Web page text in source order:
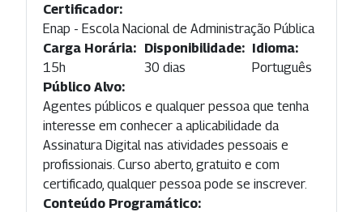
Certificador:
Enap - Escola Nacional de Administração Pública
Carga Horária:
15h
Disponibilidade:
30 dias
Idioma:
Português
Público Alvo:
Agentes públicos e qualquer pessoa que tenha
interesse em conhecer a aplicabilidade da
Assinatura Digital nas atividades pessoais e
profissionais. Curso aberto, gratuito e com
certificado, qualquer pessoa pode se inscrever.
Conteúdo Programático: